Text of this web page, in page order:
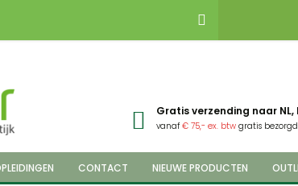
Gratis verzending naar NL,
vanaf€ 75,- ex. btw gratis bezorgd
CONTACT NIEUWE PRODUCTEN